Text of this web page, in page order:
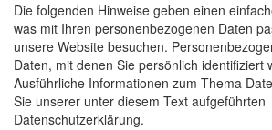
Die folgenden Hinweise geben einen
was mit Ihren personenbezogenen Daten
unsere Website besuchen.
Daten, mit denen Sie persönlich identifiziert
Ausführliche Informationen zum Thema
Sie unserer unter diesem Text aufgeführten
Datenschutzerklärung.